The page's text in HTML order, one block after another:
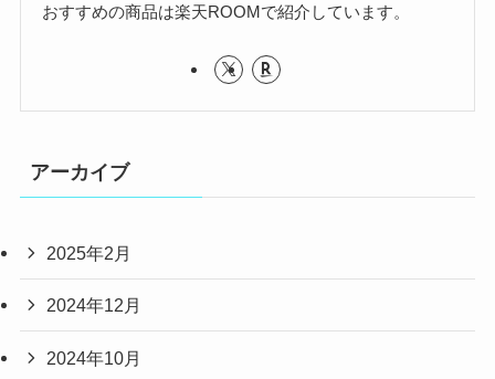
おすすめの商品は楽天ROOMで紹介しています。
アーカイブ
2025年2月
2024年12月
2024年10月